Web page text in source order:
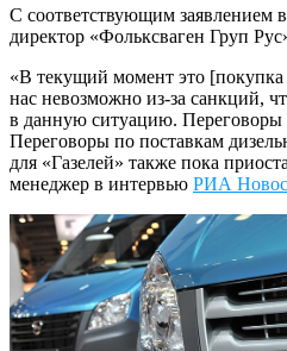
С соответствующим заявлением
директор «Фольксваген Груп
«В текущий момент это
нас невозможно из-за санкций,
в данную ситуацию. Переговоры
Переговоры по поставкам
для «Газелей» также пока
менеджер в интервью РИА